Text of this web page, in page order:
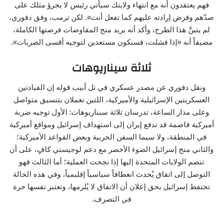
فهم يعتقدون أنه مع انتهاء ولايتك سيأتي رئيس لا يجرؤ مثلك على
صدّهم وفرض إرادته عليهم كما تفعل أنت». لكن ترمب، وفق دفوري،
لم يتبنَّ هذا الطرح، وأكد أنه يريد منح المفاوضات فرصتها الكاملة،
مضيفاً أنه «إذا فشلت، فسنكون مستعدين لتوجيه أقسى الضربات».
ثلاثة سيناريوهات
ونقل دفوري عن مصدر عسكري في تل أبيب قوله إن القيادتين
العسكريتين الإسرائيلية والأميركية، اللتين تعملان بتنسيق متواصل
وعلى مدار الساعة، تدرسان ثلاثة سيناريوهات: الأول توجيه ضربة
أميركية قاصمة قد تدفع إيران إلى استهداف إسرائيل ومواقع أميركية
في المنطقة، ولا سيما السفن الحربية وبعض القواعد الأميركية؛
والثاني منح إسرائيل الضوء الأخضر مع دعم لوجيستي كافٍ، على أن
تنضم الولايات المتحدة إليها إذا نجحت العملية؛ أما الثالث فهو
التوصل إلى اتفاق يُحدث انعطافاً سياسياً إقليمياً، وفي هذه الحالة
تحتفظ إسرائيل بحق إعلان أن الاتفاق لا يُلزمها، وتعتبر نفسها حرة
في التصرف.